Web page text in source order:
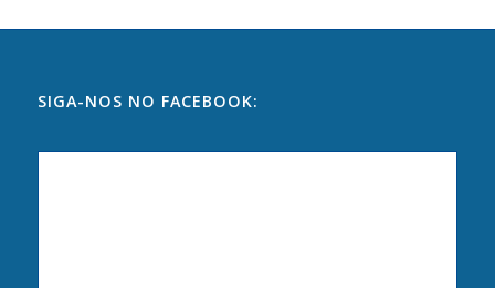
SIGA-NOS NO FACEBOOK: